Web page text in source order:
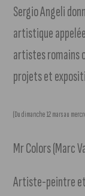
Sergio Angeli
artistique
artistes romains
projets et
(Du dimanche 12 mars au
Mr Colors (Marc
Artiste-peintre et